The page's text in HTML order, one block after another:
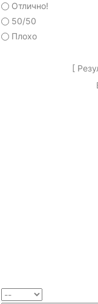
Отлично!
50/50
Плохо
[